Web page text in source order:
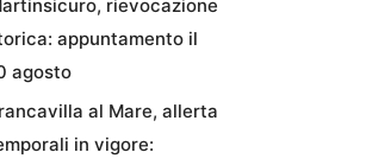
rievocazione
appuntamento il
agosto
al Mare, allerta
in vigore: